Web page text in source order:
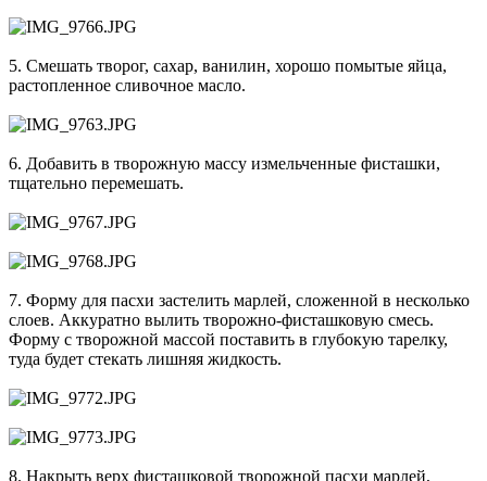
5. Смешать творог, сахар, ванилин, хорошо помытые яйца,
растопленное сливочное масло.
6. Добавить в творожную массу измельченные фисташки,
тщательно перемешать.
7. Форму для пасхи застелить марлей, сложенной в несколько
слоев. Аккуратно вылить творожно-фисташковую смесь.
Форму с творожной массой поставить в глубокую тарелку,
туда будет стекать лишняя жидкость.
8. Накрыть верх фисташковой творожной пасхи марлей,